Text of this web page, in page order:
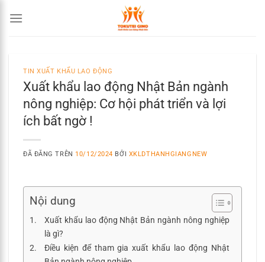
đến
TIN XUẤT KHẨU LAO ĐỘNG
Xuất khẩu lao động Nhật Bản ngành
nông nghiệp: Cơ hội phát triển và lợi
ích bất ngờ !
ĐÃ ĐĂNG TRÊN 10/12/2024 BỞI XKLDTHANHGIANGNEW
Nội dung
Xuất khẩu lao động Nhật Bản ngành nông nghiệp
là gì?
Điều kiện để tham gia xuất khẩu lao động Nhật